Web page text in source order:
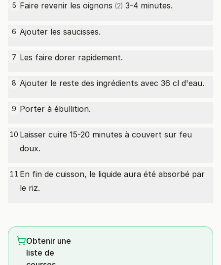
5 Faire revenir les oignons (2) 3-4 minutes.
6 Ajouter les saucisses.
7 Les faire dorer rapidement.
8 Ajouter le reste des ingrédients avec 36 cl d'eau.
9 Porter à ébullition.
10 Laisser cuire 15-20 minutes à couvert sur feu
doux.
11 En fin de cuisson, le liquide aura été absorbé par
le riz.
Obtenir une
liste de